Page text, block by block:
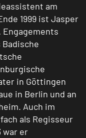
am
1999 ist Jasper
in Göttingen
in Berlin und an
Auch im
als Regisseur
war er